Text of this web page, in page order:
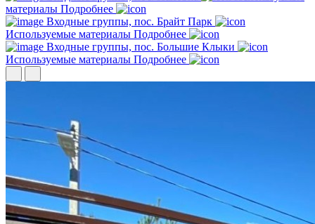
материалы Подробнее
Входные группы, пос. Брайт Парк
Используемые материалы Подробнее
Входные группы, пос. Большие Клыки
Используемые материалы Подробнее